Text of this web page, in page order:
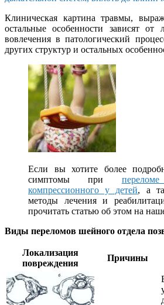
Клиническая картина травмы,
остальные особенности зависят от
вовлечения в патологический
других структур и остальных
Если вы хотите более
симптомы при
компрессионного у детей, а
методы лечения и
прочитать статью об этом на
Виды переломов шейного отдела
Локализация
повреждения
Причины